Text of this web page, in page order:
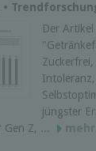
Der
jüngster
Gen Z, ...
mehr